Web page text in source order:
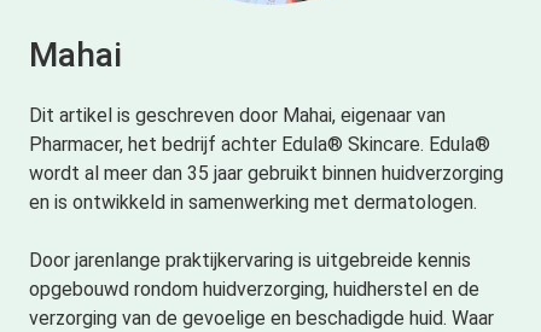
Mahai
Dit artikel is geschreven door Mahai, eigenaar van
Pharmacer, het bedrijf achter Edula® Skincare. Edula®
wordt al meer dan 35 jaar gebruikt binnen huidverzorging
en is ontwikkeld in samenwerking met dermatologen.
Door jarenlange praktijkervaring is uitgebreide kennis
opgebouwd rondom huidverzorging, huidherstel en de
verzorging van de gevoelige en beschadigde huid. Waar